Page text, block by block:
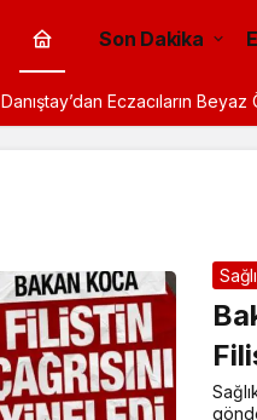
Son Dakika
Danıştay’dan Eczacıların